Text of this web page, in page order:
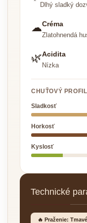
Dlhý sladký
☁Créma
Zlatohnendá
🌿Acidita
Nízka
CHUŤOVÝ PROFIL
Sladkosť
Horkosť
Kyslosť
Technické
🔥 Praženie: Tmavé